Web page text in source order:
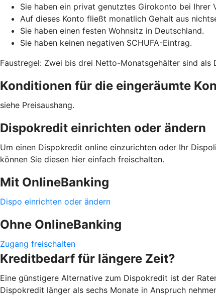
Sie haben ein privat genutztes Girokonto bei Ihrer
Auf dieses Konto fließt monatlich Gehalt aus
Sie haben einen festen Wohnsitz in Deutschland.
Sie haben keinen negativen SCHUFA-Eintrag.
Faustregel: Zwei bis drei Netto-Monatsgehälter sind
Konditionen für die eingeräumte
siehe Preisaushang.
Dispokredit einrichten oder ändern
Um einen Dispokredit online einzurichten oder Ihr
können Sie diesen hier einfach freischalten.
Mit OnlineBanking
Dispo einrichten oder ändern
Ohne OnlineBanking
Zugang freischalten
Kreditbedarf für längere Zeit?
Eine günstigere Alternative zum Dispokredit ist der
Dispokredit länger als sechs Monate in Anspruch